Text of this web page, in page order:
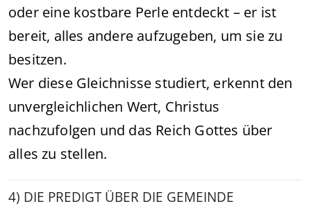
oder eine kostbare Perle entdeckt – er ist
bereit, alles andere aufzugeben, um sie zu
besitzen.
Wer diese Gleichnisse studiert, erkennt den
unvergleichlichen Wert, Christus
nachzufolgen und das Reich Gottes über
alles zu stellen.
4) DIE PREDIGT ÜBER DIE GEMEINDE